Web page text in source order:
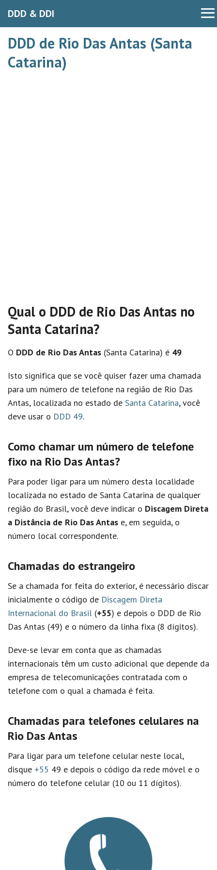
DDD & DDI
DDD de Rio Das Antas (Santa
Catarina)
Qual o DDD de Rio Das Antas no
Santa Catarina?
O DDD de Rio Das Antas (Santa Catarina) é 49
Isto significa que se você quiser fazer uma chamada
para um número de telefone na região de Rio Das
Antas, localizada no estado de Santa Catarina, você
deve usar o DDD 49.
Como chamar um número de telefone
fixo na Rio Das Antas?
Para poder ligar para um número desta localidade
localizada no estado de Santa Catarina de qualquer
região do Brasil, você deve indicar o Discagem Direta
a Distância de Rio Das Antas e, em seguida, o
número local correspondente.
Chamadas do estrangeiro
Se a chamada for feita do exterior, é necessário discar
inicialmente o código de Discagem Direta
Internacional do Brasil (+55) e depois o DDD de Rio
Das Antas (49) e o número da linha fixa (8 dígitos).
Deve-se levar em conta que as chamadas
internacionais têm um custo adicional que depende da
empresa de telecomunicações contratada com o
telefone com o qual a chamada é feita.
Chamadas para telefones celulares na
Rio Das Antas
Para ligar para um telefone celular neste local,
disque +55 49 e depois o código da rede móvel e o
número do telefone celular (10 ou 11 dígitos).